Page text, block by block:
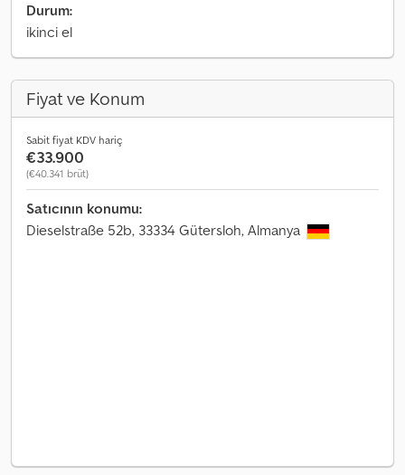
Durum:
ikinci el
Fiyat ve Konum
Sabit fiyat KDV hariç
€33.900
(€40.341 brüt)
Satıcının konumu:
Dieselstraße 52b, 33334 Gütersloh, Almanya